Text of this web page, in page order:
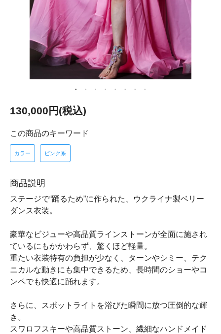
130,000円(税込)
この商品のキーワード
カラー ピンク系
商品説明
ステージで“踊るため”に作られた、ウクライナ製ベリー
ダンス衣装。
豪華なビジューや高品質ラインストーンが全面に施され
ているにもかかわらず、驚くほど軽量。
重たい衣装特有の負担が少なく、ターンやシミー、テク
ニカルな動きにも集中できるため、長時間のショーやコ
ンペでも快適に踊れます。
さらに、スポットライトを浴びた瞬間に放つ圧倒的な輝
き。
スワロフスキーや高品質ストーン、繊細なハンドメイド